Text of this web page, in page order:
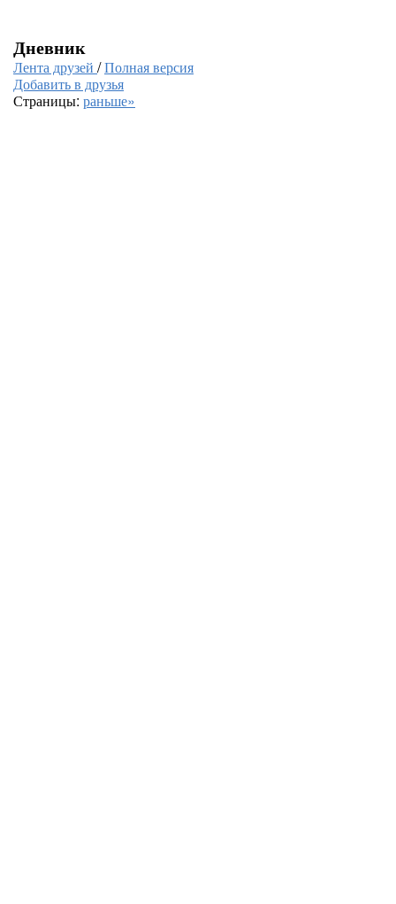
Дневник
Лента друзей /Полная версия
Добавить в друзья
Страницы: раньше»